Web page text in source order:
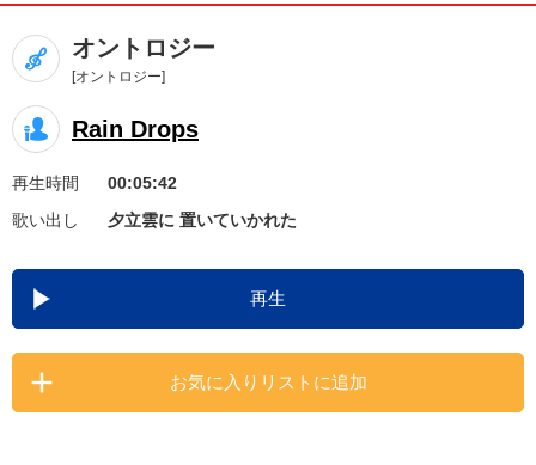
カラオケ＠DAM
ユーザー検索
キャンペーン
お知らせ よくあるご質問
DAMの新曲・ランキングなど
カラオケ最新情報をチェック！
オントロジー
[オントロジー]
Rain Drops
再生時間
00:05:42
歌い出し
夕立雲に 置いていかれた
再生
お気に入りリストに追加